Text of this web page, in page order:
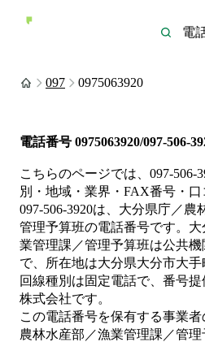
097 0975063920
電話番号 0975063920/097-506-
こちらのページでは、 097-506-
別・地域・業界・FAX番号・口
097-506-3920は、 大分県庁／農
管理予算班の電話番号です。 大
業管理課／管理予算班は公共機
で、所在地は大分県大分市大手
回線種別は固定電話で、番号
株式会社です。
この電話番号を保有する事業
農林水産部／漁業管理課／管理